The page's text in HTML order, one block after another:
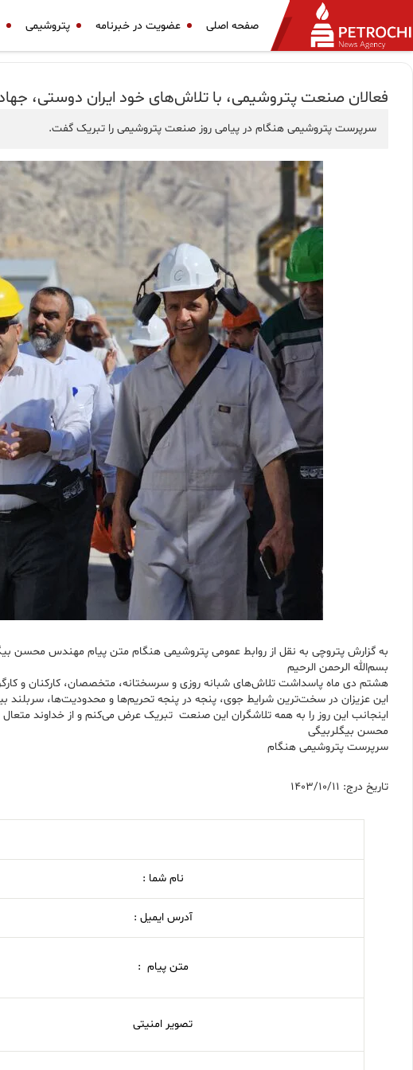
صفحه اصلی عضویت در خبرنامه پتروشیمی
فعالان صنعت پتروشیمی، با تلاش‌های خود ایران دوستی،
سرپرست پتروشیمی هنگام در پیامی روز صنعت پتروشیمی را تبریک گفت.
به گزارش پتروچی به نقل از روابط عمومی پتروشیمی هنگام متن پیام مهندس محسن
بسم‌الله الرحمن الرحیم
هشتم دی ماه پاسداشت تلاش‌های شبانه روزی و سرسختانه، متخصصان، کارکنان و
این عزیزان در سخت‌ترین شرایط جوی، پنجه در پنجه تحریم‌ها و محدودیت‌ها، سربلند
اینجانب این روز را به همه تلاشگران این صنعت تبریک عرض می‌کنم و از خداوند متعال
محسن بیگلربیگی
سرپرست پتروشیمی هنگام
تاریخ درج: 1403/10/11
نام شما :
آدرس ایمیل :
متن پیام :
تصویر امنیتی